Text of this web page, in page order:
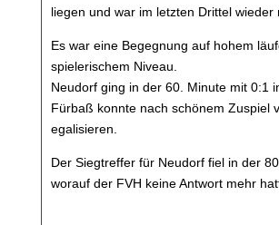
liegen und war im letzten Drittel wieder
Es war eine Begegnung auf hohem
spielerischem Niveau.
Neudorf ging in der 60. Minute mit 0:1
Fürbaß konnte nach schönem Zuspiel
egalisieren.
Der Siegtreffer für Neudorf fiel in der
worauf der FVH keine Antwort mehr